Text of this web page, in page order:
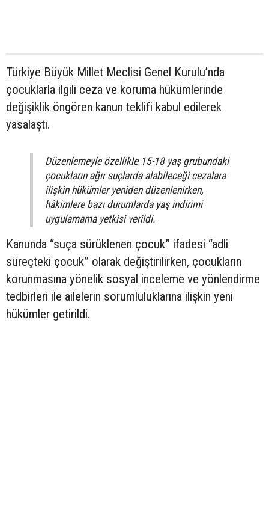
Türkiye Büyük Millet Meclisi Genel Kurulu’nda
çocuklarla ilgili ceza ve koruma hükümlerinde
değişiklik öngören kanun teklifi kabul edilerek
yasalaştı.
Düzenlemeyle özellikle 15-18 yaş grubundaki
çocukların ağır suçlarda alabileceği cezalara
ilişkin hükümler yeniden düzenlenirken,
hâkimlere bazı durumlarda yaş indirimi
uygulamama yetkisi verildi.
Kanunda “suça sürüklenen çocuk” ifadesi “adli
süreçteki çocuk” olarak değiştirilirken, çocukların
korunmasına yönelik sosyal inceleme ve yönlendirme
tedbirleri ile ailelerin sorumluluklarına ilişkin yeni
hükümler getirildi.